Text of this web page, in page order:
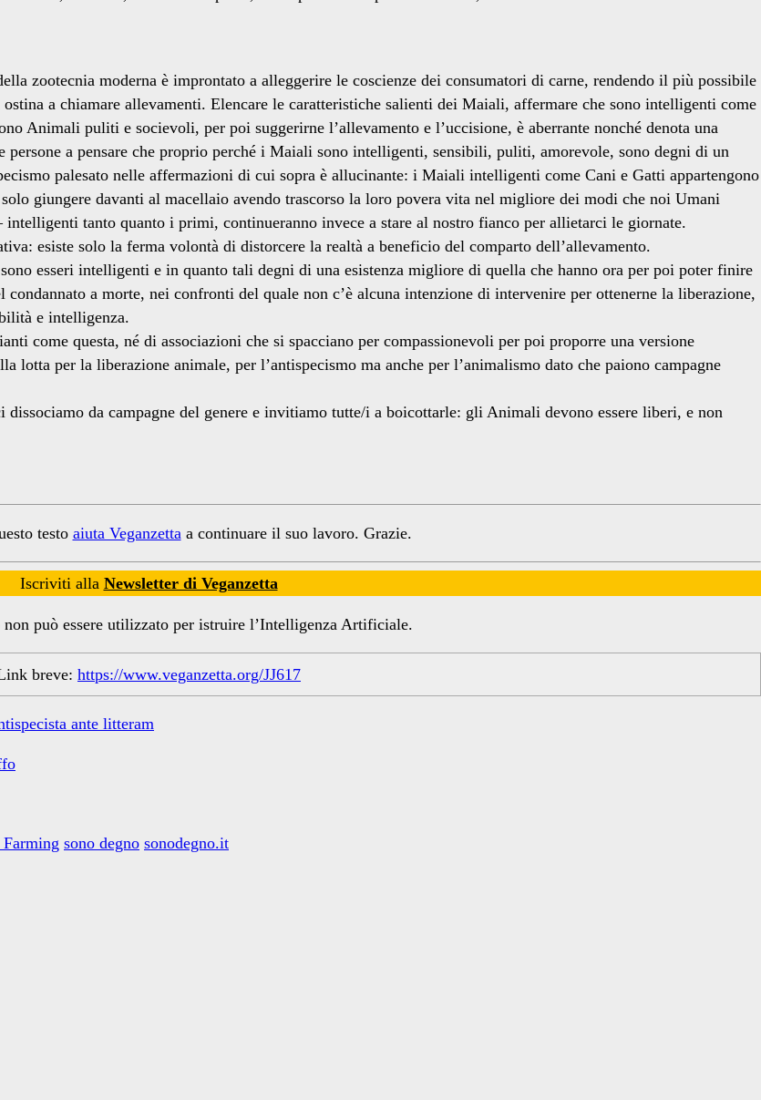
zootecnia moderna è improntato a alleggerire le coscienze dei consumatori di carne, rendendo il più possibile
a chiamare allevamenti. Elencare le caratteristiche salienti dei Maiali, affermare che sono intelligenti come
Animali puliti e socievoli, per poi suggerirne l’allevamento e l’uccisione, è aberrante nonché denota una
persone a pensare che proprio perché i Maiali sono intelligenti, sensibili, puliti, amorevole, sono degni di un
palesato nelle affermazioni di cui sopra è allucinante: i Maiali intelligenti come Cani e Gatti appartengono
giungere davanti al macellaio avendo trascorso la loro povera vita nel migliore dei modi che noi Umani
tanto quanto i primi, continueranno invece a stare al nostro fianco per allietarci le giornate.
esiste solo la ferma volontà di distorcere la realtà a beneficio del comparto dell’allevamento.
esseri intelligenti e in quanto tali degni di una esistenza migliore di quella che hanno ora per poi poter finire
a morte, nei confronti del quale non c’è alcuna intenzione di intervenire per ottenerne la liberazione,
e intelligenza.
come questa, né di associazioni che si spacciano per compassionevoli per poi proporre una versione
lotta per la liberazione animale, per l’antispecismo ma anche per l’animalismo dato che paiono campagne
da campagne del genere e invitiamo tutte/i a boicottarle: gli Animali devono essere liberi, e non
testo aiuta Veganzettaa continuare il suo lavoro. Grazie.
Iscriviti alla Newsletter di Veganzetta
non può essere utilizzato per istruire l’Intelligenza Artificiale.
breve: https://www.veganzetta.org/JJ617
ante litteram
sono degno sonodegno.it